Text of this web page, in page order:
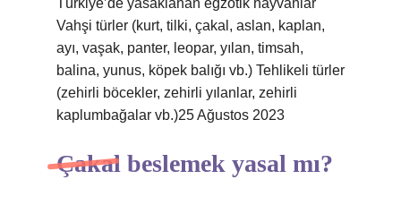
Türkiye’de yasaklanan egzotik hayvanlar
Vahşi türler (kurt, tilki, çakal, aslan, kaplan,
ayı, vaşak, panter, leopar, yılan, timsah,
balina, yunus, köpek balığı vb.) Tehlikeli türler
(zehirli böcekler, zehirli yılanlar, zehirli
kaplumbağalar vb.)25 Ağustos 2023
Çakal beslemek yasal mı?